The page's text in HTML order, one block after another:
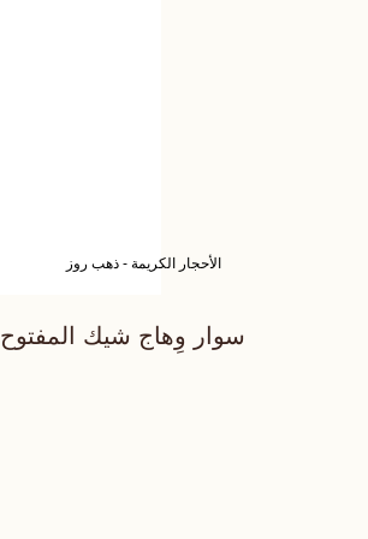
الأحجار الكريمة - ذهب روز
سوار وِهاج شيك المفتوح